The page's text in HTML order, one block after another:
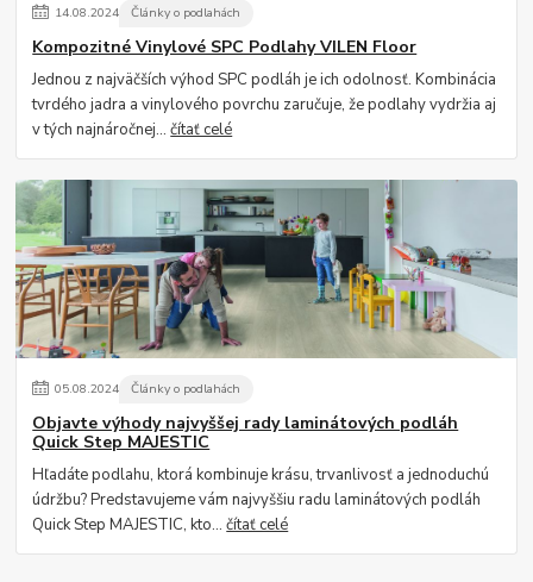
14.08.2024 Články o podlahách
Kompozitné Vinylové SPC Podlahy VILEN Floor
Jednou z najväčších výhod SPC podláh je ich odolnosť. Kombinácia
tvrdého jadra a vinylového povrchu zaručuje, že podlahy vydržia aj
v tých najnáročnej...čítať celé
05.08.2024 Články o podlahách
Objavte výhody najvyššej rady laminátových podláh
Quick Step MAJESTIC
Hľadáte podlahu, ktorá kombinuje krásu, trvanlivosť a jednoduchú
údržbu? Predstavujeme vám najvyššiu radu laminátových podláh
Quick Step MAJESTIC, kto...čítať celé